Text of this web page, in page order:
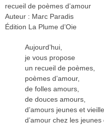
recueil de poèmes d’amour
Auteur : Marc Paradis
Édition La Plume d’Oie
Aujourd’hui,
je vous propose
un recueil de poèmes,
poèmes d’amour,
de folles amours,
de douces amours,
d’amours jeunes et
d’amour chez les jeunes